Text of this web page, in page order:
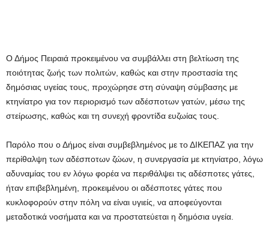
Ο Δήμος Πειραιά προκειμένου να συμβάλλει στη βελτίωση της
ποιότητας ζωής των πολιτών, καθώς και στην προστασία της
δημόσιας υγείας τους, προχώρησε στη σύναψη σύμβασης με
κτηνίατρο για τον περιορισμό των αδέσποτων γατών, μέσω της
στείρωσης, καθώς και τη συνεχή φροντίδα ευζωίας τους.
Παρόλο που ο Δήμος είναι συμβεβλημένος με το ΔΙΚΕΠΑΖ για την
περίθαλψη των αδέσποτων ζώων, η συνεργασία με κτηνίατρο, λόγω
αδυναμίας του εν λόγω φορέα να περιθάλψει τις αδέσποτες γάτες,
ήταν επιβεβλημένη, προκειμένου οι αδέσποτες γάτες που
κυκλοφορούν στην πόλη να είναι υγιείς, να αποφεύγονται
μεταδοτικά νοσήματα και να προστατεύεται η δημόσια υγεία.